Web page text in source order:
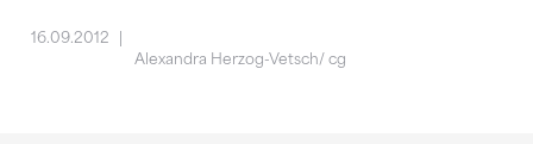
16.09.2012
Alexandra Herzog-Vetsch/ cg